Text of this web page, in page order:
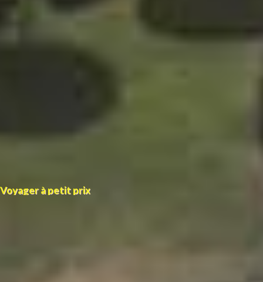
Voyager à petit prix